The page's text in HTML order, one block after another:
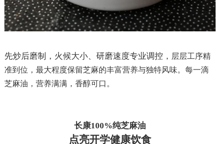
先炒后磨制，火候大小、研磨速度专业调控， 层层工序精
准到位，最大程度保留芝麻的丰富营养与独特风味。每一滴
芝麻油，营养满满，香醇可口。
长康100%纯芝麻油
点亮开学健康饮食